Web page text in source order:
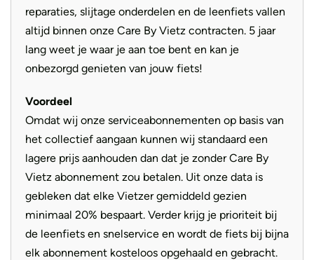
nauwkeurige en comfortabele schakeling gerealiseerd.
Deze elektrische fiets is uitgerust met het Purion display
van Bosch. Dit minimalistische boordcomputer heeft
makkelijk en eenvoudig te bedienen functies waaronder:
een meeloop functie en uiteraard kan gemakkelijk de
verlichting aan of uitgezet worden. Afgemonteerd met
spiegelvrij glas is dit een compleet en veelzijdig display.
reparaties, slijtage onderdelen en de leenfiets vallen
altijd binnen onze Care By Vietz contracten. 5 jaar
lang weet je waar je aan toe bent en kan je
onbezorgd genieten van jouw fiets!
Voordeel
Omdat wij onze serviceabonnementen op basis van
het collectief aangaan kunnen wij standaard een
lagere prijs aanhouden dan dat je zonder Care By
Vietz abonnement zou betalen. Uit onze data is
gebleken dat elke Vietzer gemiddeld gezien
minimaal 20% bespaart. Verder krijg je prioriteit bij
de leenfiets en snelservice en wordt de fiets bij bijna
elk abonnement kosteloos opgehaald en gebracht.